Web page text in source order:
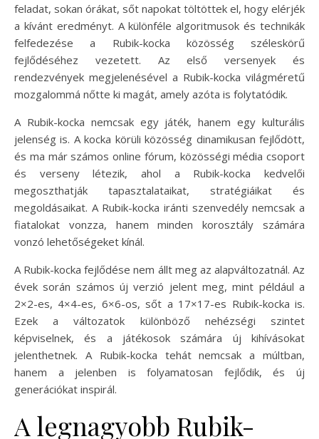
feladat, sokan órákat, sőt napokat töltöttek el, hogy elérjék
a kívánt eredményt. A különféle algoritmusok és technikák
felfedezése a Rubik-kocka közösség széleskörű
fejlődéséhez vezetett. Az első versenyek és
rendezvények megjelenésével a Rubik-kocka világméretű
mozgalommá nőtte ki magát, amely azóta is folytatódik.
A Rubik-kocka nemcsak egy játék, hanem egy kulturális
jelenség is. A kocka körüli közösség dinamikusan fejlődött,
és ma már számos online fórum, közösségi média csoport
és verseny létezik, ahol a Rubik-kocka kedvelői
megoszthatják tapasztalataikat, stratégiáikat és
megoldásaikat. A Rubik-kocka iránti szenvedély nemcsak a
fiatalokat vonzza, hanem minden korosztály számára
vonzó lehetőségeket kínál.
A Rubik-kocka fejlődése nem állt meg az alapváltozatnál. Az
évek során számos új verzió jelent meg, mint például a
2×2-es, 4×4-es, 6×6-os, sőt a 17×17-es Rubik-kocka is.
Ezek a változatok különböző nehézségi szintet
képviselnek, és a játékosok számára új kihívásokat
jelenthetnek. A Rubik-kocka tehát nemcsak a múltban,
hanem a jelenben is folyamatosan fejlődik, és új
generációkat inspirál.
A legnagyobb Rubik-